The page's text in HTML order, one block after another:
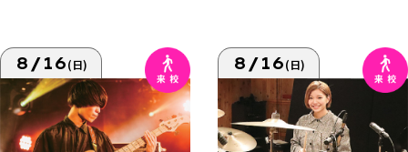
8/16(日) 8/16(日)